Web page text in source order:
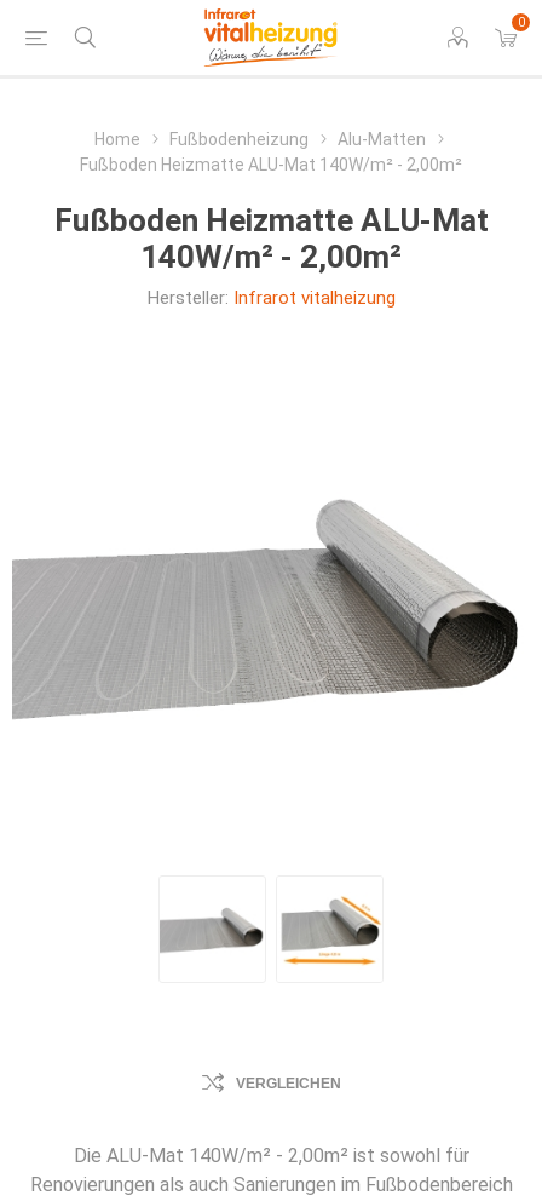
0
Home Fußbodenheizung
Alu-Matten
Fußboden Heizmatte ALU-Mat 140W/m² - 2,00m²
Fußboden Heizmatte ALU-Mat
140W/m² - 2,00m²
Hersteller: Infrarot vitalheizung
VERGLEICHEN
Die ALU-Mat 140W/m² - 2,00m² ist sowohl für
Renovierungen als auch Sanierungen im Fußbodenbereich